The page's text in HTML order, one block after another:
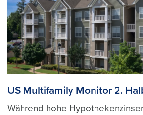
US Multifamily Monitor 2.
Während hohe